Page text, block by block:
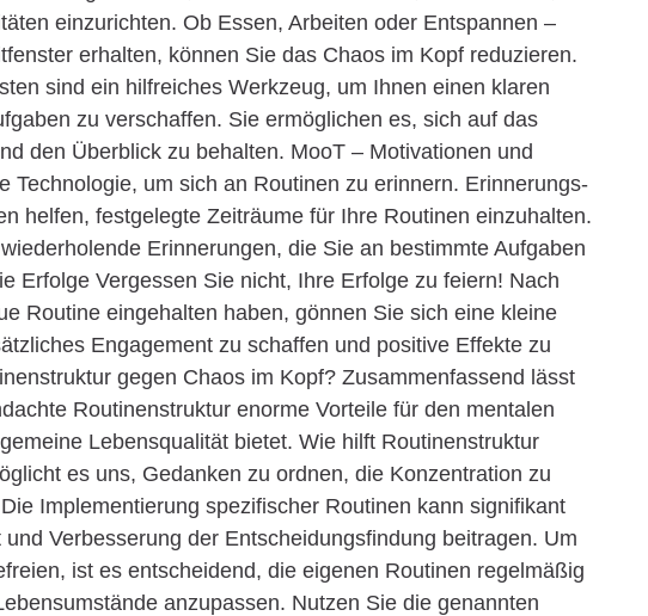
einzurichten. Ob Essen, Arbeiten oder Entspannen –
erhalten, können Sie das Chaos im Kopf reduzieren.
sind ein hilfreiches Werkzeug, um Ihnen einen klaren
zu verschaffen. Sie ermöglichen es, sich auf das
den Überblick zu behalten. MooT – Motivationen und
Technologie, um sich an Routinen zu erinnern. Erinnerungs-
helfen, festgelegte Zeiträume für Ihre Routinen einzuhalten.
Erinnerungen, die Sie an bestimmte Aufgaben
Erfolge Vergessen Sie nicht, Ihre Erfolge zu feiern! Nach
Routine eingehalten haben, gönnen Sie sich eine kleine
Engagement zu schaffen und positive Effekte zu
gegen Chaos im Kopf? Zusammenfassend lässt
Routinenstruktur enorme Vorteile für den mentalen
Lebensqualität bietet. Wie hilft Routinenstruktur
es uns, Gedanken zu ordnen, die Konzentration zu
Implementierung spezifischer Routinen kann signifikant
Verbesserung der Entscheidungsfindung beitragen. Um
ist es entscheidend, die eigenen Routinen regelmäßig
anzupassen. Nutzen Sie die genannten